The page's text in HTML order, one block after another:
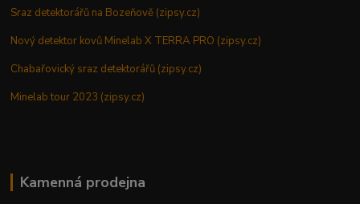
Sraz detektorářů na Bozeňově (zipsy.cz)
Nový detektor kovů Minelab X TERRA PRO (zipsy.cz)
Chabařovický sraz detektorářů (zipsy.cz)
Minelab tour 2023 (zipsy.cz)
Kamenná prodejna